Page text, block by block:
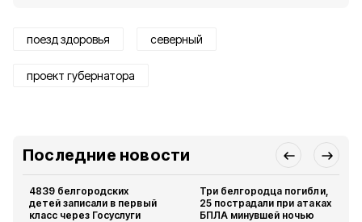
поезд здоровья северный
проект губернатора
Последние новости
4839 белгородских
детей записали в первый
класс через Госуслуги
Три белгородца погибли,
25 пострадали при атаках
БПЛА минувшей ночью